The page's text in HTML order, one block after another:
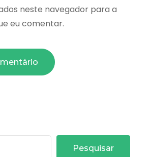
neste navegador para a
eu comentar.
Pesquisar